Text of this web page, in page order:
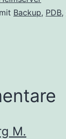
Backup, PDB,
M.